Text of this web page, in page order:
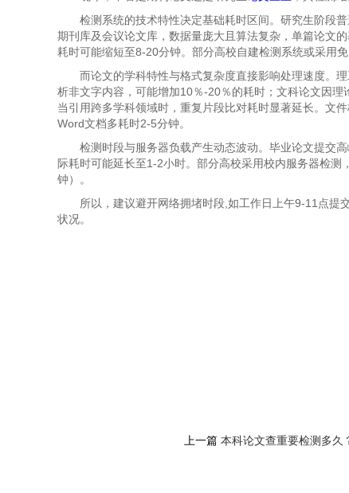
检测系统的技术特性决定基础耗时区间​​。研究生阶段
期刊库及会议论文库，数据量庞大且算法复杂，单篇论文
耗时可能缩短至8-20分钟。部分高校自建检测系统或采用
而论文的学科特性与格式复杂度直接影响处理速度​​。
析非文字内容，可能增加10％-20％的耗时；文科论文因
当引用跨多学科领域时，重复片段比对耗时显著延长。
Word文档多耗时2-5分钟。
检测时段与服务器负载产生动态波动​​。毕业论文提交
际耗时可能延长至1-2小时。部分高校采用校内服务器检
钟）。
所以，建议避开网络拥堵时段,如工作日上午9-11点提
状况。
上一篇 本科论文查重要检测多久